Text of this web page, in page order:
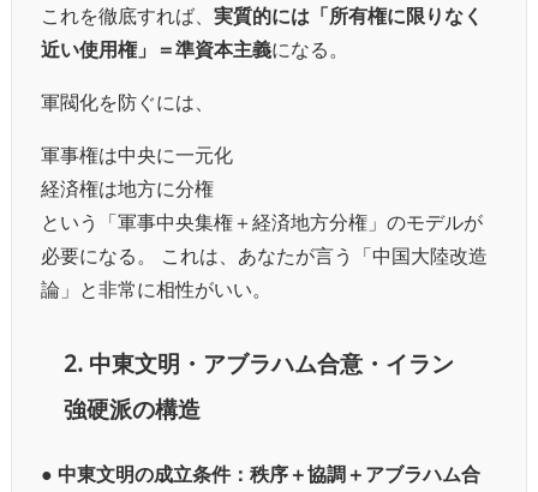
これを徹底すれば、 実質的には「所有権に限りなく
近い使用権」＝準資本主義になる。
軍閥化を防ぐには、
軍事権は中央に一元化
経済権は地方に分権
という「軍事中央集権＋経済地方分権」のモデルが
必要になる。 これは、あなたが言う「中国大陸改造
論」と非常に相性がいい。
2. 中東文明・アブラハム合意・イラン
強硬派の構造
● 中東文明の成立条件：秩序＋協調＋アブラハム合